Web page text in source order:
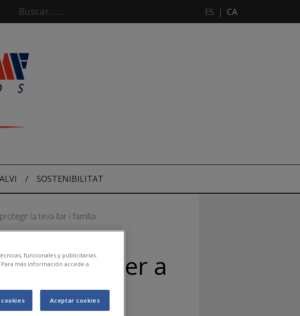
ES | CA
/ SOSTENIBILITAT
la teva llar i família
a casa per a
funcionales y publicitarias.
más información accede a
Aceptar cookies